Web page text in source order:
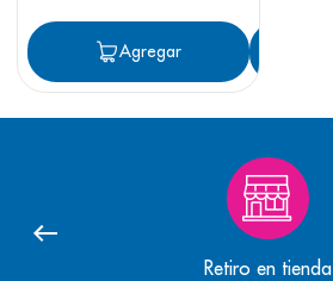
Agregar
Retiro en tienda